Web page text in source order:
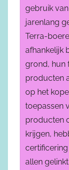
gebruik
jarenlang
Terra-
afhankelijk
grond, hun
producten
op het
toepassen
producten
krijgen,
allen